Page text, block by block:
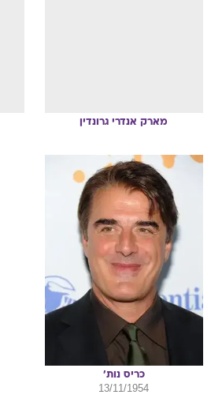
מארק אנדרי גרונדין
כריס נות'
13/11/1954